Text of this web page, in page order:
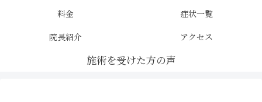
料金
症状一覧
院長紹介
アクセス